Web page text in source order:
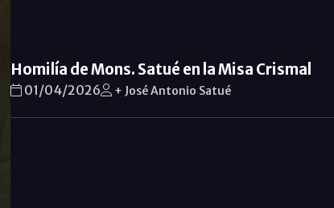
Homilía de Mons. Satué en la Misa Crismal
01/04/2026 + José Antonio Satué